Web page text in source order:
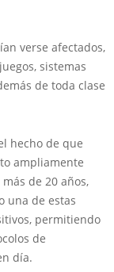
verse afectados,
sistemas
de toda clase
hecho de que
ampliamente
de 20 años,
una de estas
permitiendo
de
día.